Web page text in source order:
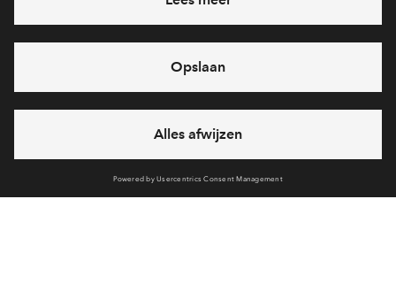
Heb je een vraag en wil je direct antwoord? Bel ons op088
71 22 911
6 dagen per week beschikbaar (behalve tijdens
feestdagen)
vandaag van 09:00 - 18:00 uur